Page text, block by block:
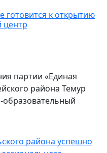
готовится к открытию
центр
партии «Единая
района Темур